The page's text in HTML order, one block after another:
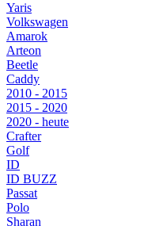
Yaris
Volkswagen
Amarok
Arteon
Beetle
Caddy
2010 - 2015
2015 - 2020
2020 - heute
Crafter
Golf
ID
ID BUZZ
Passat
Polo
Sharan